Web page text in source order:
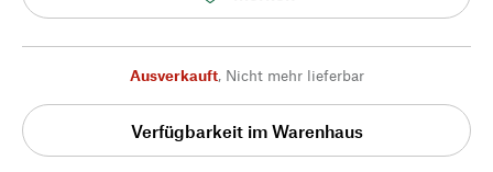
Ausverkauft, Nicht mehr lieferbar
Verfügbarkeit im Warenhaus